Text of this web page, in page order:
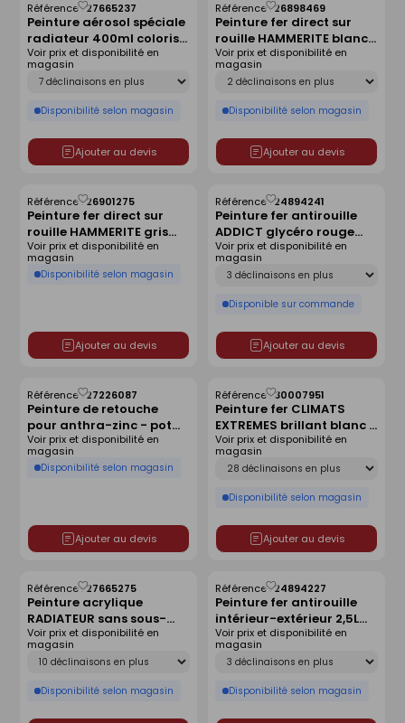
Peinture aérosol spéciale
radiateur 400ml coloris
blanc mat
Référence :27665237
Déclinaison
Disponibilité selon magasin
Voir prix et disponibilité en
magasin
Ajouter au devis
Enregistrer
comme
liste
Peinture fer direct sur
rouille HAMMERITE blanc
cassé brillant - 2.5 l
Référence :26898469
Déclinaison
Disponibilité selon magasin
Voir prix et disponibilité en
magasin
Ajouter au devis
Enregistrer
comme
liste
Peinture fer direct sur
rouille HAMMERITE gris
nuage brillant bidon de
0,75 litre
Référence :26901275
Disponibilité selon magasin
Voir prix et disponibilité en
magasin
Ajouter au devis
Enregistrer
comme
liste
Peinture fer antirouille
ADDICT glycéro rouge
oxyde - pot de 2,5l
Référence :24894241
Déclinaison
Disponible sur commande
Voir prix et disponibilité en
magasin
Ajouter au devis
Enregistrer
comme
liste
Peinture de retouche
pour anthra-zinc - pot
de 1kg
Référence :27226087
Disponibilité selon magasin
Voir prix et disponibilité en
magasin
Ajouter au devis
Enregistrer
comme
liste
Peinture fer CLIMATS
EXTREMES brillant blanc -
pot 0,5l
Référence :30007951
Déclinaison
Disponibilité selon magasin
Voir prix et disponibilité en
magasin
Ajouter au devis
Enregistrer
comme
liste
Peinture acrylique
RADIATEUR sans sous-
couche bidon de 0,75 litre
coloris blanc satiné
Référence :27665275
Déclinaison
Disponibilité selon magasin
Voir prix et disponibilité en
magasin
Enregistrer
comme
liste
Peinture fer antirouille
intérieur-extérieur 2,5L
vert mousse
Référence :24894227
Déclinaison
Disponibilité selon magasin
Voir prix et disponibilité en
magasin
Enregistrer
comme
liste